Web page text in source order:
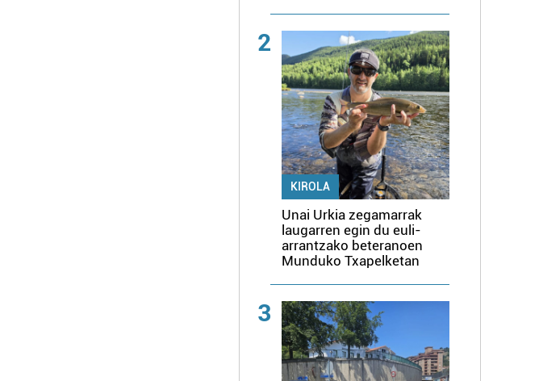
2
KIROLA
Unai Urkia zegamarrak
laugarren egin du euli-
arrantzako beteranoen
Munduko Txapelketan
3